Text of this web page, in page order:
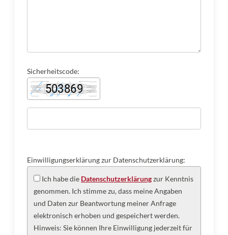
Sicherheitscode:
Einwilligungserklärung zur Datenschutzerklärung:
Ich habe die Datenschutzerklärungzur Kenntnis
genommen. Ich stimme zu, dass meine Angaben
und Daten zur Beantwortung meiner Anfrage
elektronisch erhoben und gespeichert werden.
Hinweis: Sie können Ihre Einwilligung jederzeit für